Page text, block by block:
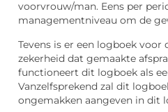
voorvrouw/man. Eens per
managementniveau om de
Tevens is er een logboek
zekerheid dat gemaakte
functioneert dit logboek als
Vanzelfsprekend zal dit
ongemakken aangeven in dit